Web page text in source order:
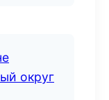
округ